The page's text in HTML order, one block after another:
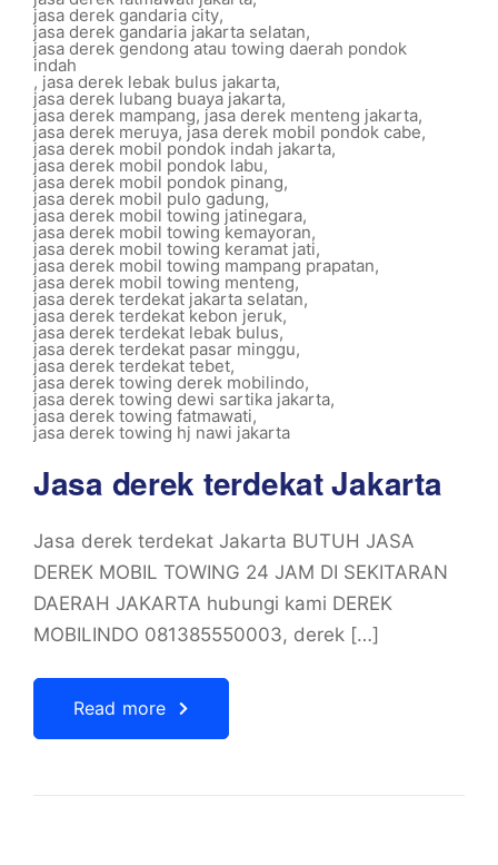
jasa derek gandaria city,
jasa derek gandaria jakarta selatan,
jasa derek gendong atau towing daerah pondok
indah
, jasa derek lebak bulus jakarta,
jasa derek lubang buaya jakarta,
jasa derek mampang, jasa derek menteng jakarta,
jasa derek meruya, jasa derek mobil pondok cabe,
jasa derek mobil pondok indah jakarta,
jasa derek mobil pondok labu,
jasa derek mobil pondok pinang,
jasa derek mobil pulo gadung,
jasa derek mobil towing jatinegara,
jasa derek mobil towing kemayoran,
jasa derek mobil towing keramat jati,
jasa derek mobil towing mampang prapatan,
jasa derek mobil towing menteng,
jasa derek terdekat jakarta selatan,
jasa derek terdekat kebon jeruk,
jasa derek terdekat lebak bulus,
jasa derek terdekat pasar minggu,
jasa derek terdekat tebet,
jasa derek towing derek mobilindo,
jasa derek towing dewi sartika jakarta,
jasa derek towing fatmawati,
jasa derek towing hj nawi jakarta
Jasa derek terdekat Jakarta
Jasa derek terdekat Jakarta BUTUH JASA
DEREK MOBIL TOWING 24 JAM DI SEKITARAN
DAERAH JAKARTA hubungi kami DEREK
MOBILINDO 081385550003, derek […]
Read more